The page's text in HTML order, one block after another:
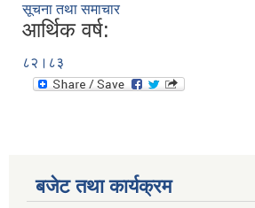
सूचना तथा समाचार
आर्थिक वर्ष:
८२।८३
बजेट तथा कार्यक्रम